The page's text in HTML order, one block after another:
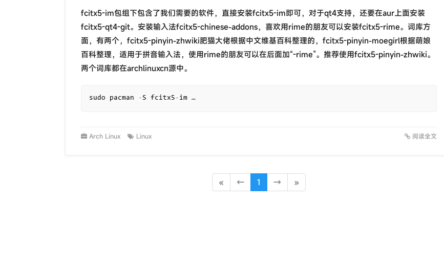
fcitx5-im包组下包含了我们需要的软件，直接安装fcitx5-im即可，对于qt4支持，还要在aur上面安装
fcitx5-qt4-git。安装输入法fcitx5-chinese-addons，喜欢用rime的朋友可以安装fcitx5-rime。词库方
面，有两个，fcitx5-pinyin-zhwiki肥猫大佬根据中文维基百科整理的，fcitx5-pinyin-moegirl根据萌娘
百科整理，适用于拼音输入法，使用rime的朋友可以在后面加“-rime”。推荐使用fcitx5-pinyin-zhwiki。
两个词库都在archlinuxcn源中。
sudo pacman -S fcitx5- im …
Arch Linux Linux 阅读全文
« ← 1 → »